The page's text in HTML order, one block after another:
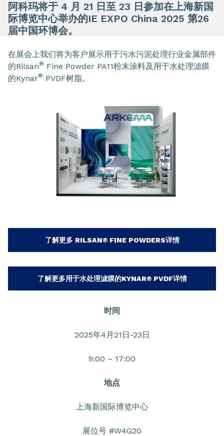
阿科玛将于 4 月 21 日至 23 日参加在上海新国
际博览中心举办的IE EXPO China 2025 第26
届中国环博会。
在展会上我们将为客户展示用于污水污泥处理行业金属部件
的Rilsan® Fine Powder PA11粉末涂料及用于水处理滤膜
的Kynar® PVDF树脂。
了解更多 RILSAN® FINE POWDERS详情
了解更多用于水处理滤膜的KYNAR® PVDF详情
时间
2025年4月21日-23日
9:00 – 17:00
地点
上海新国际博览中心
展位号 #W4G20